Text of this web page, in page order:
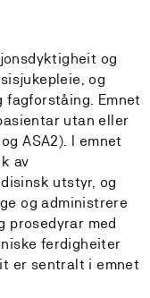
og
og
fagforståing. Emnet
utan eller
ASA2). I emnet
av
utstyr, og
og administrere
prosedyrar med
ferdigheiter
er sentralt i emnet